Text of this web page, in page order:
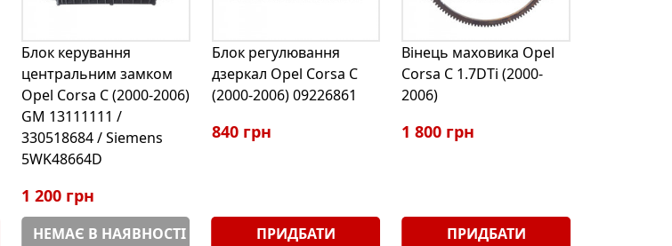
Блок керування
центральним замком
Opel Corsa С (2000-2006)
GM 13111111 /
330518684 / Siemens
5WK48664D
1 200 грн
НЕМАЄ В НАЯВНОСТІ
Блок регулювання
дзеркал Opel Corsa C
(2000-2006) 09226861
840 грн
ПРИДБАТИ
Вінець маховика Opel
Corsa С 1.7DTi (2000-
2006)
1 800 грн
ПРИДБАТИ